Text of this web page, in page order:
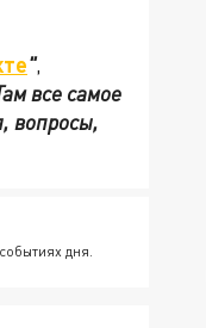
",
все самое
вопросы,
дня.